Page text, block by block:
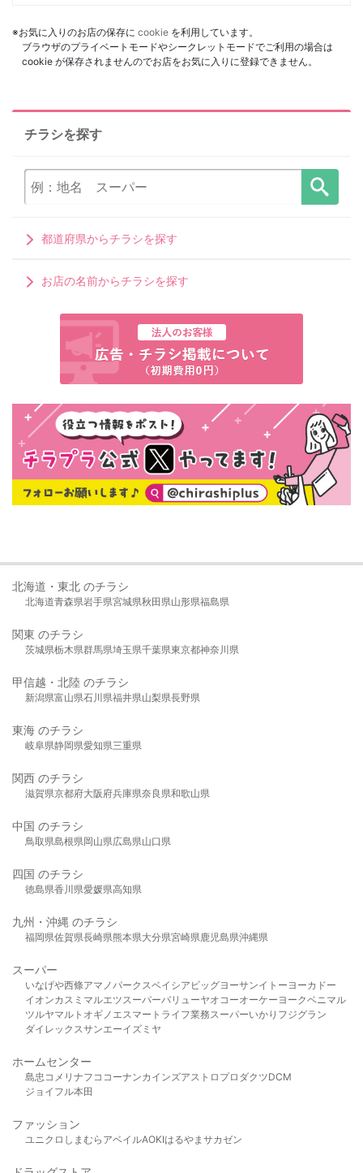
※お気に入りのお店の保存に cookie を利用しています。
ブラウザのプライベートモードやシークレットモードでご利用の場合は
cookie が保存されませんのでお店をお気に入りに登録できません。
チラシを探す
都道府県からチラシを探す
お店の名前からチラシを探す
北海道・東北 のチラシ
北海道青森県岩手県宮城県秋田県山形県福島県
関東 のチラシ
茨城県栃木県群馬県埼玉県千葉県東京都神奈川県
甲信越・北陸 のチラシ
新潟県富山県石川県福井県山梨県長野県
東海 のチラシ
岐阜県静岡県愛知県三重県
関西 のチラシ
滋賀県京都府大阪府兵庫県奈良県和歌山県
中国 のチラシ
鳥取県島根県岡山県広島県山口県
四国 のチラシ
徳島県香川県愛媛県高知県
九州・沖縄 のチラシ
福岡県佐賀県長崎県熊本県大分県宮崎県鹿児島県沖縄県
スーパー
いなげや西條アマノパークスベイシア ビッグヨーサンイトーヨーカドー
イオンカスミ マルエツスーパーバリューヤオコーオーケー ヨークベニマル
ツルヤマルト オギノ エスマート ライフ業務スーパーいかり フジグラン
ダイレックスサンエーイズミヤ
ホームセンター
島忠 コメリ ナフコ コーナンカインズアストロプロダクツDCM
ジョイフル本田
ファッション
ユニクロ しまむら アベイルAOKIはるやま サカゼン